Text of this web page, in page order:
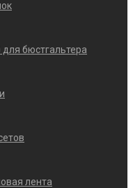
бюстгальтера
лента